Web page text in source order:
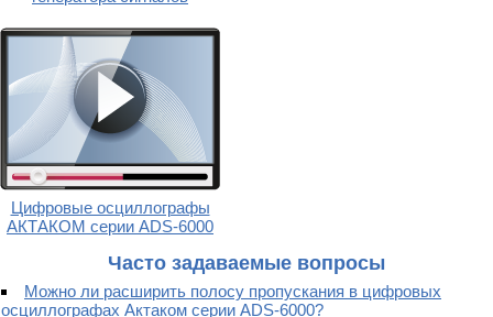
Цифровые осциллографы
АКТАКОМ серии ADS-6000
Часто задаваемые вопросы
Можно ли расширить полосу пропускания в цифровых
осциллографах Актаком серии ADS-6000?